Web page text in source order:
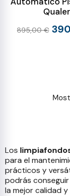
Qualer
895,00 €
Los
para el
prácticos y
podrás
la mejor calidad